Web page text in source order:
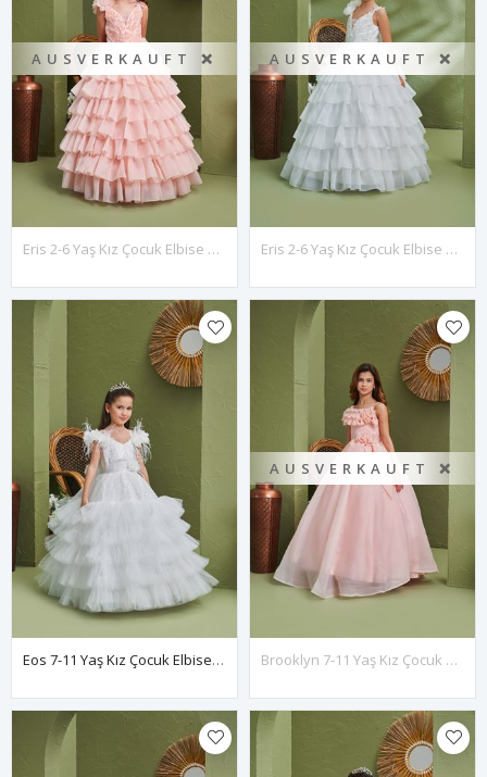
AUSVERKAUFT ❌
Eris 2-6 Yaş Kız Çocuk Elbise 20179 Somon
AUSVERKAUFT ❌
Eris 2-6 Yaş Kız Çocuk Elbise 20179 Kırık Beyaz
Eos 7-11 Yaş Kız Çocuk Elbise 30178 Kırık Beyaz
AUSVERKAUFT ❌
Brooklyn 7-11 Yaş Kız Çocuk Elbise 30169 Somon